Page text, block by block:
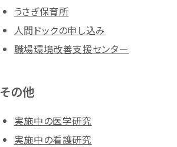
うさぎ保育所
人間ドックの申し込み
職場環境改善支援センター
その他
実施中の医学研究
実施中の看護研究